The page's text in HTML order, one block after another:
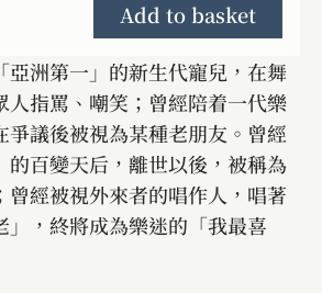
Add to basket
亞洲第一」的新生代寵兒，在舞
人指罵、嘲笑；曾經陪着一代樂
爭議後被視為某種老朋友。曾經
的百變天后，離世以後，被稱為
曾經被視外來者的唱作人，唱著
」，終將成為樂迷的「我最喜